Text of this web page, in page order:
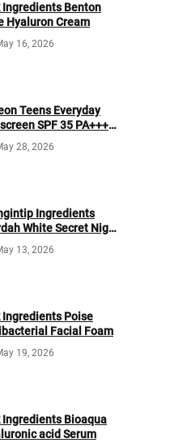
Ingredients Benton
Hyaluron Cream
16, 2026
Teens Everyday
SPF 35 PA+++
28, 2026
Ingredients
White Secret Night
13, 2026
Ingredients Poise
Facial Foam
19, 2026
Ingredients Bioaqua
acid Serum